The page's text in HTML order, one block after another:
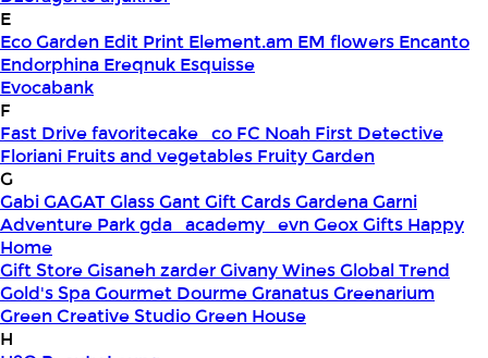
E
Eco Garden Edit Print Element.am EM flowers Encanto
Endorphina Ereqnuk Esquisse
Evocabank
F
Fast Drivefavoritecake_co FC Noah First Detective
Floriani Fruits and vegetables Fruity Garden
G
GabiGAGAT GlassGant Gift CardsGardenaGarni
Adventure Parkgda_academy_evnGeoxGifts Happy
Home
Gift StoreGisaneh zarderGivany WinesGlobal Trend
Gold's SpaGourmet DourmeGranatusGreenarium
Green Creative StudioGreen House
H